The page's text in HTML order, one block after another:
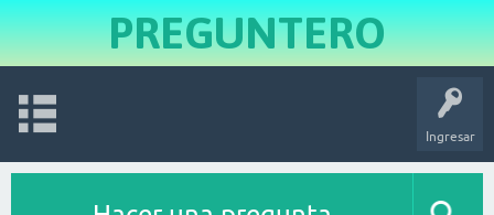
PREGUNTERO
Ingresar